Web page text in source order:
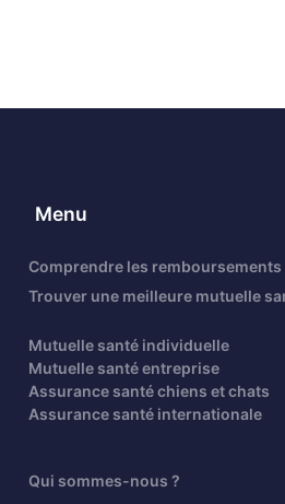
Menu
Comprendre les remboursements
Trouver une meilleure mutuelle
Mutuelle santé individuelle
Mutuelle santé entreprise
Assurance santé chiens et chats
Assurance santé internationale
Qui sommes-nous ?